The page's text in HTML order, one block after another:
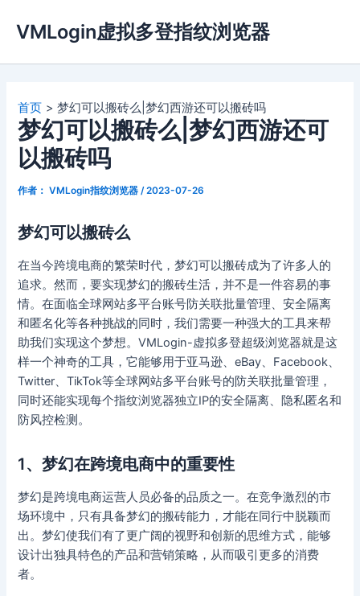
容
VMLogin虚拟多登指纹浏览器
首页 梦幻可以搬砖么|梦幻西游还可以搬砖吗
梦幻可以搬砖么|梦幻西游还可
以搬砖吗
作者： VMLogin指纹浏览器 /2023-07-26
梦幻可以搬砖么
在当今跨境电商的繁荣时代，梦幻可以搬砖成为了许多人的
追求。然而，要实现梦幻的搬砖生活，并不是一件容易的事
情。在面临全球网站多平台账号防关联批量管理、安全隔离
和匿名化等各种挑战的同时，我们需要一种强大的工具来帮
助我们实现这个梦想。VMLogin-虚拟多登超级浏览器就是这
样一个神奇的工具，它能够用于亚马逊、eBay、Facebook、
Twitter、TikTok等全球网站多平台账号的防关联批量管理，
同时还能实现每个指纹浏览器独立IP的安全隔离、隐私匿名和
防风控检测。
1、梦幻在跨境电商中的重要性
梦幻是跨境电商运营人员必备的品质之一。在竞争激烈的市
场环境中，只有具备梦幻的搬砖能力，才能在同行中脱颖而
出。梦幻使我们有了更广阔的视野和创新的思维方式，能够
设计出独具特色的产品和营销策略，从而吸引更多的消费
者。